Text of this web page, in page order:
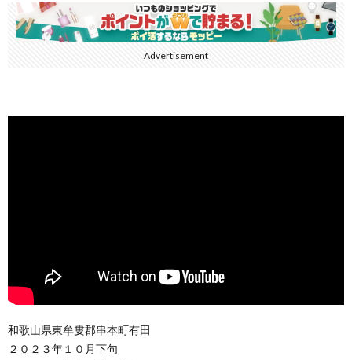
Advertisement
和歌山県東牟婁郡串本町有田
２０２３年１０月下句